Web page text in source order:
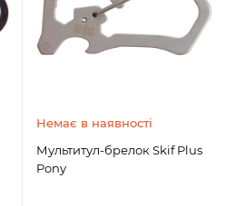
Немає в наявності
Мультитул-брелок Skif Plus
Pony